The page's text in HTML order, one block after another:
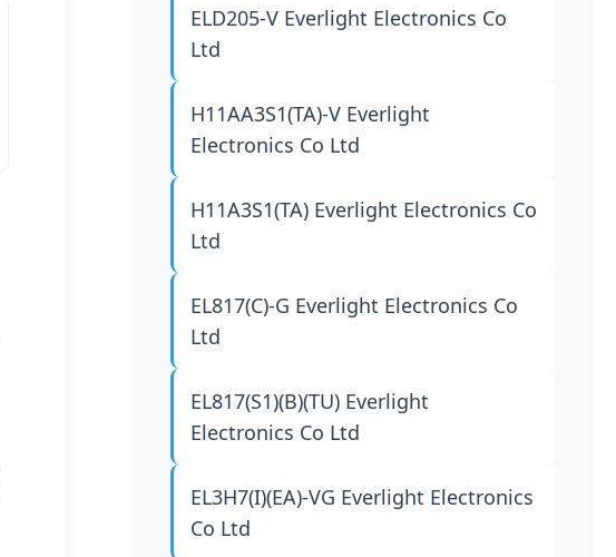
ELD205-V Everlight Electronics Co
Ltd
H11AA3S1(TA)-V Everlight
Electronics Co Ltd
H11A3S1(TA) Everlight Electronics Co
Ltd
EL817(C)-G Everlight Electronics Co
Ltd
EL817(S1)(B)(TU) Everlight
Electronics Co Ltd
EL3H7(I)(EA)-VG Everlight Electronics
Co Ltd